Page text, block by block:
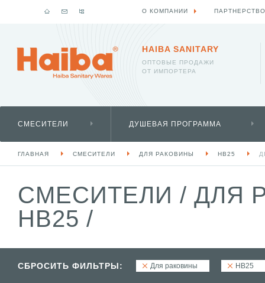
HAIBA SANITARY
ОПТОВЫЕ ПРОДАЖИ
ОТ ИМПОРТЕРА
СМЕСИТЕЛИ ДУШЕВАЯ ПРОГРАММА
ГЛАВНАЯ СМЕСИТЕЛИ ДЛЯ РАКОВИНЫ HB25
СМЕСИТЕЛИ / ДЛЯ
HB25 /
СБРОСИТЬ ФИЛЬТРЫ: Для раковины HB25
О КОМПАНИИ ПАРТНЕРСТВО